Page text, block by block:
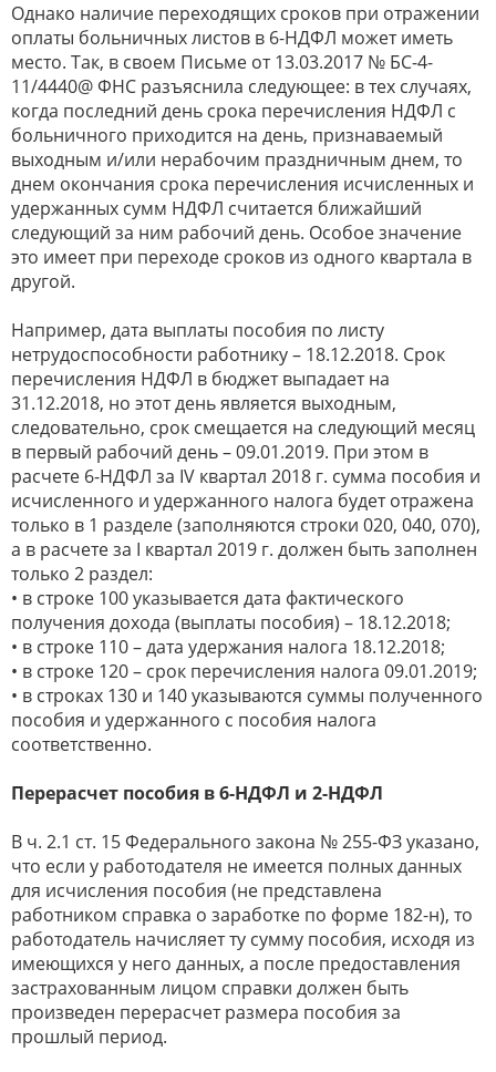
Однако наличие переходящих сроков при отражении
оплаты больничных листов в 6-НДФЛ может иметь
место. Так, в своем Письме от 13.03.2017 № БС-4-
11/4440@ ФНС разъяснила следующее: в тех случаях,
когда последний день срока перечисления НДФЛ с
больничного приходится на день, признаваемый
выходным и/или нерабочим праздничным днем, то
днем окончания срока перечисления исчисленных и
удержанных сумм НДФЛ считается ближайший
следующий за ним рабочий день. Особое значение
это имеет при переходе сроков из одного квартала в
другой.
Например, дата выплаты пособия по листу
нетрудоспособности работнику – 18.12.2018. Срок
перечисления НДФЛ в бюджет выпадает на
31.12.2018, но этот день является выходным,
следовательно, срок смещается на следующий месяц
в первый рабочий день – 09.01.2019. При этом в
расчете 6-НДФЛ за IV квартал 2018 г. сумма пособия и
исчисленного и удержанного налога будет отражена
только в 1 разделе (заполняются строки 020, 040, 070),
а в расчете за I квартал 2019 г. должен быть заполнен
только 2 раздел:
• в строке 100 указывается дата фактического
получения дохода (выплаты пособия) – 18.12.2018;
• в строке 110 – дата удержания налога 18.12.2018;
• в строке 120 – срок перечисления налога 09.01.2019;
• в строках 130 и 140 указываются суммы полученного
пособия и удержанного с пособия налога
соответственно.
Перерасчет пособия в 6-НДФЛ и 2-НДФЛ
В ч. 2.1 ст. 15 Федерального закона № 255-ФЗ указано,
что если у работодателя не имеется полных данных
для исчисления пособия (не представлена
работником справка о заработке по форме 182-н), то
работодатель начисляет ту сумму пособия, исходя из
имеющихся у него данных, а после предоставления
застрахованным лицом справки должен быть
произведен перерасчет размера пособия за
прошлый период.